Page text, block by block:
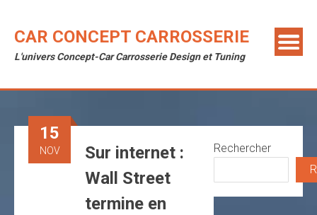
content
CAR CONCEPT CARROSSERIE
L'univers Concept-Car Carrosserie Design et Tuning
15
NOV
Sur internet :
Wall Street
termine en
Rechercher